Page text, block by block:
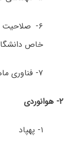
۶-
خاص
۷- فناوری ماهواره
۲- هوانوردی
۱- پهپاد